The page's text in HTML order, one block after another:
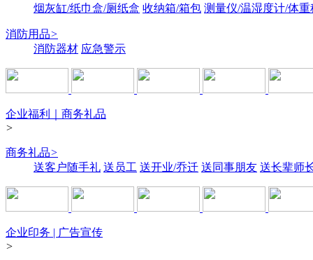
烟灰缸/纸巾盒/厕纸盒 收纳箱/箱包 测量仪/温湿度计/体重
消防用品>
消防器材 应急警示
企业福利｜商务礼品
>
商务礼品>
送客户随手礼 送员工 送开业/乔迁 送同事朋友 送长辈师
企业印务 | 广告宣传
>